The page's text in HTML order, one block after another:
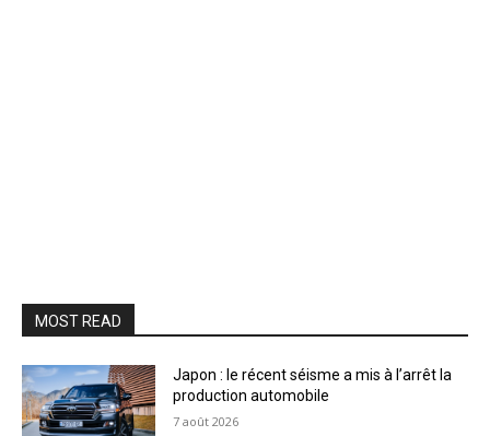
MOST READ
Japon : le récent séisme a mis à l’arrêt la
production automobile
7 août 2026